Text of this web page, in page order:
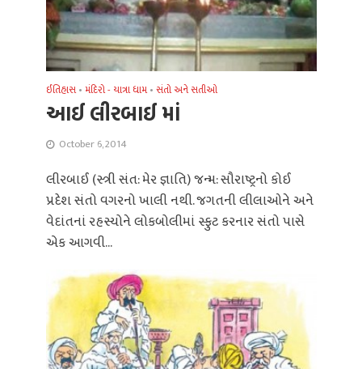
ઈતિહાસ •મંદિરો - યાત્રા ધામ •સંતો અને સતીઓ
આઈ લીરબાઈ માં
October 6, 2014
લીરબાઈ (સ્ત્રી સંત: મેર જ્ઞાતિ) જન્મ: સૌરાષ્ટ્રનો કોઈ
પ્રદેશ સંતો વગરનો ખાલી નથી. જગતની લીલાઓને અને
વેદાંતનાં રહસ્યોને લોકબોલીમાં સ્ફુટ કરનાર સંતો પાસે
એક આગવી...